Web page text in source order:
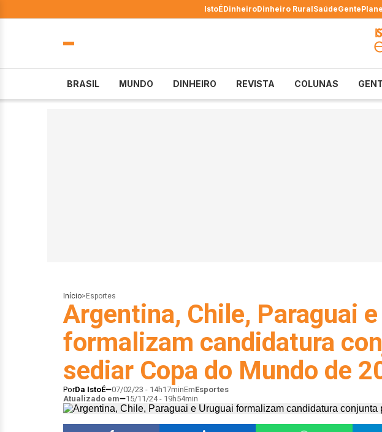
IstoÉDinheiroDinheiro RuralSaúdeGente
BRASIL MUNDO DINHEIRO REVISTA COLUNAS
Início> Esportes
Argentina, Chile, Paraguai
formalizam candidatura
sediar Copa do Mundo de
PorDa IstoÉ 07/02/23 - 14h17minEmEsportes
Atualizado em
15/11/24 - 19h54min